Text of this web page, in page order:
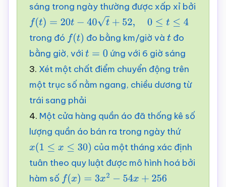
sáng trong ngày thường được xấp xỉ bởi
f(t)=20t−40t +52,0 ≤t ≤4
trong đó f(t) đo bằng km/giờ vàtđo
bằng giờ, với t =0
ứng với 6 giờ sáng
3. Xét một chất điểm chuyển động trên
một trục số nằm ngang, chiều dương từ
trái sang phải
4. Một cửa hàng quần áo đã thống kê số
lượng quần áo bán ra trong ngày thứ
x(1≤ x≤ 30 )
của một tháng xác định
tuân theo quy luật được mô hình hoá bởi
hàm số f(x)= 3x 2−54x +256